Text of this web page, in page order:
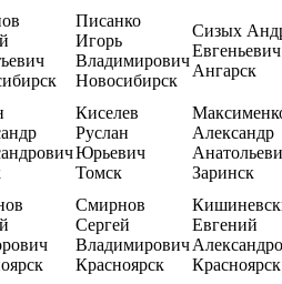
Писанко
Игорь
Владимирович
Новосибирск
Сизых
Евгеньевич
Ангарск
Киселев
Руслан
Юрьевич
Томск
Александр
Заринск
Смирнов
Сергей
Владимирович
Красноярск
Евгений
Красноярск